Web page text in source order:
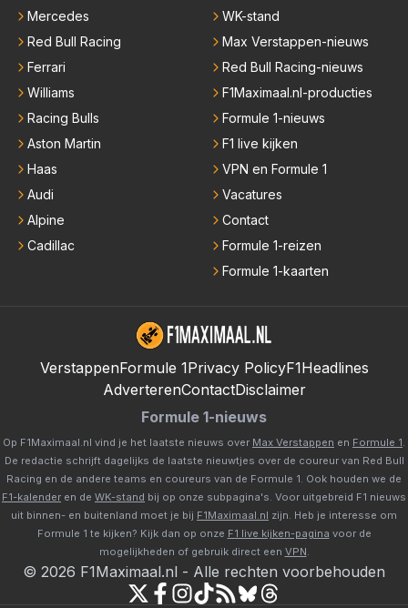
Mercedes
Red Bull Racing
Ferrari
Williams
Racing Bulls
Aston Martin
Haas
Audi
Alpine
Cadillac
WK-stand
Max Verstappen-nieuws
Red Bull Racing-nieuws
F1Maximaal.nl-producties
Formule 1-nieuws
F1 live kijken
VPN en Formule 1
Vacatures
Contact
Formule 1-reizen
Formule 1-kaarten
VerstappenFormule 1Privacy PolicyF1Headlines
AdverterenContactDisclaimer
Formule 1-nieuws
Op F1Maximaal.nl vind je het laatste nieuws over Max Verstappen en Formule 1.
De redactie schrijft dagelijks de laatste nieuwtjes over de coureur van Red Bull
Racing en de andere teams en coureurs van de Formule 1. Ook houden we de
F1-kalender en de WK-stand bij op onze subpagina's. Voor uitgebreid F1 nieuws
uit binnen- en buitenland moet je bij F1Maximaal.nl zijn. Heb je interesse om
Formule 1 te kijken? Kijk dan op onze F1 live kijken-pagina voor de
mogelijkheden of gebruik direct een VPN.
© 2026 F1Maximaal.nl - Alle rechten voorbehouden